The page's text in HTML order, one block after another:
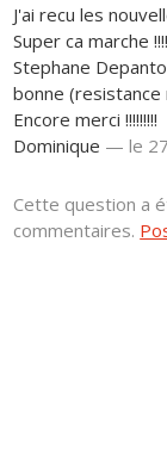
J'ai recu les
Super ca marche
Stephane
bonne
Encore merci !!!!!!!!!
Dominique —le
Cette question a
commentaires.